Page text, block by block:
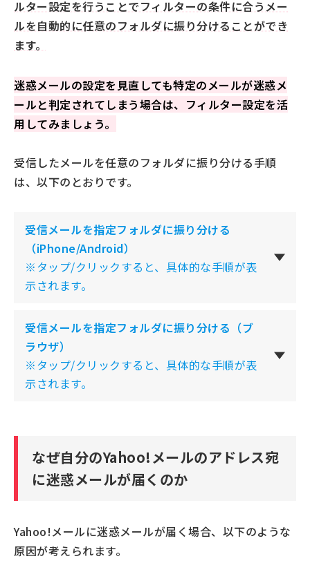
ルター設定を行うことでフィルターの条件に合うメー
ルを自動的に任意のフォルダに振り分けることができ
ます。
迷惑メールの設定を見直しても特定のメールが迷惑メ
ールと判定されてしまう場合は、フィルター設定を活
用してみましょう。
受信したメールを任意のフォルダに振り分ける手順
は、以下のとおりです。
受信メールを指定フォルダに振り分ける
（iPhone/Android）
※タップ/クリックすると、具体的な手順が表
示されます。
受信メールを指定フォルダに振り分ける（ブ
ラウザ）
※タップ/クリックすると、具体的な手順が表
示されます。
なぜ自分のYahoo!メールのアドレス宛
に迷惑メールが届くのか
Yahoo!メールに迷惑メールが届く場合、以下のような
原因が考えられます。